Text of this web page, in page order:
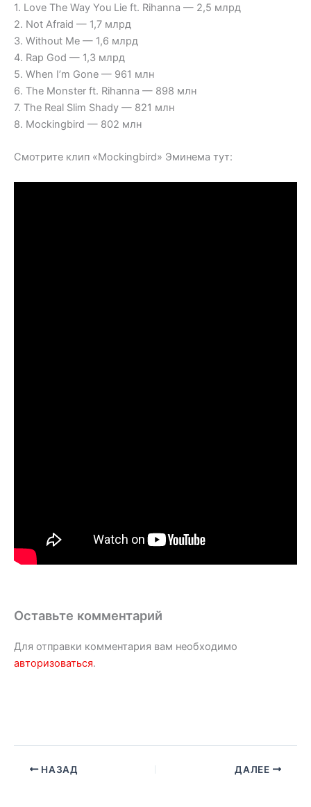
1. Love The Way You Lie ft. Rihanna — 2,5 млрд
2. Not Afraid — 1,7 млрд
3. Without Me — 1,6 млрд
4. Rap God — 1,3 млрд
5. When I’m Gone — 961 млн
6. The Monster ft. Rihanna — 898 млн
7. The Real Slim Shady — 821 млн
8. Mockingbird — 802 млн
Смотрите клип «Mockingbird» Эминема тут:
Оставьте комментарий
Для отправки комментария вам необходимо
авторизоваться.
НАЗАД ДАЛЕЕ